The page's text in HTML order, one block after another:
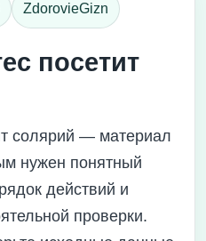
ZdorovieGizn
посетит
солярий — материал
нужен понятный
действий и
проверки.